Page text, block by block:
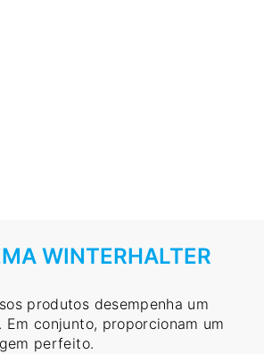
WINTERHALTER
produtos desempenha um
conjunto, proporcionam um
perfeito.